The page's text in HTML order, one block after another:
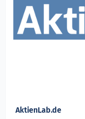
AktienLab.de